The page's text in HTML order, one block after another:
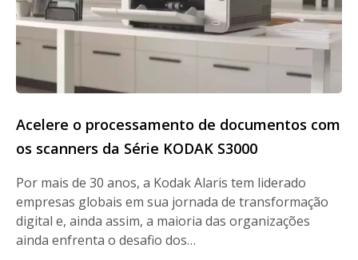
Acelere o processamento de documentos com
os scanners da Série KODAK S3000
Por mais de 30 anos, a Kodak Alaris tem liderado
empresas globais em sua jornada de transformação
digital e, ainda assim, a maioria das organizações
ainda enfrenta o desafio dos…